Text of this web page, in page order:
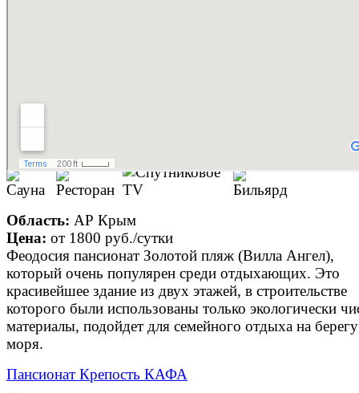
Область: АР Крым
Цена: от 1800 руб./сутки
Феодосия пансионат Золотой пляж (Вилла Ангел),
который очень популярен среди отдыхающих. Это
красивейшее здание из двух этажей, в строительстве
которого были использованы только экологически
материалы, подойдет для семейного отдыха на берегу
моря.
Пансионат Крепость КАФА